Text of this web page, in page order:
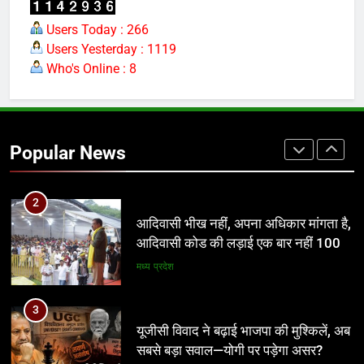
Users Today : 266
Users Yesterday : 1119
Who's Online : 8
Popular News
सम्मान समारोह एवं भागवत कथा का आयोजन
खेल
आदिवासी भीख नहीं, अपना अधिकार मांगता है,
आदिवासी कोड की लड़ाई एक बार नहीं 100
3
यूजीसी विवाद ने बढ़ाई भाजपा की मुश्किलें, अब
सबसे बड़ा सवाल—योगी पर पड़ेगा असर?
नई दिल्ली
4
आठवां वेतनमान अटका, एक करोड़ से ज्यादा
परिवारों की नजर सरकार पर